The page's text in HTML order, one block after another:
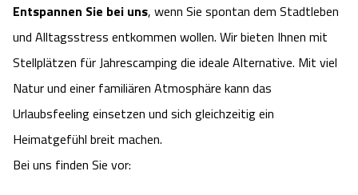
Entspannen Sie bei uns, wenn Sie spontan dem Stadtleben
und Alltagsstress entkommen wollen. Wir bieten Ihnen mit
Stellplätzen für Jahrescamping die ideale Alternative. Mit viel
Natur und einer familiären Atmosphäre kann das
Urlaubsfeeling einsetzen und sich gleichzeitig ein
Heimatgefühl breit machen.
Bei uns finden Sie vor: